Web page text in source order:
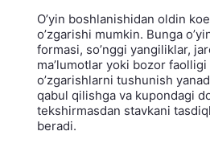
O’yin boshlanishidan oldin
o’zgarishi mumkin. Bunga
formasi, so’nggi yangiliklar,
ma’lumotlar yoki bozor faolligi
o’zgarishlarni tushunish
qabul qilishga va kupondagi
tekshirmasdan stavkani
beradi.